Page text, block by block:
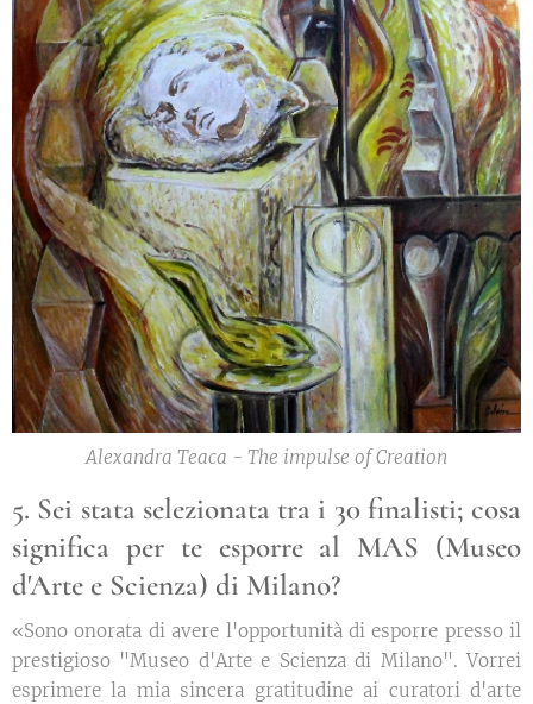
Alexandra Teaca - The impulse of Creation
5. Sei stata selezionata tra i 30 finalisti; cosa
significa per te esporre al MAS (Museo
d'Arte e Scienza) di Milano?
«Sono onorata di avere l'opportunità di esporre presso il
prestigioso "Museo d'Arte e Scienza di Milano". Vorrei
esprimere la mia sincera gratitudine ai curatori d'arte